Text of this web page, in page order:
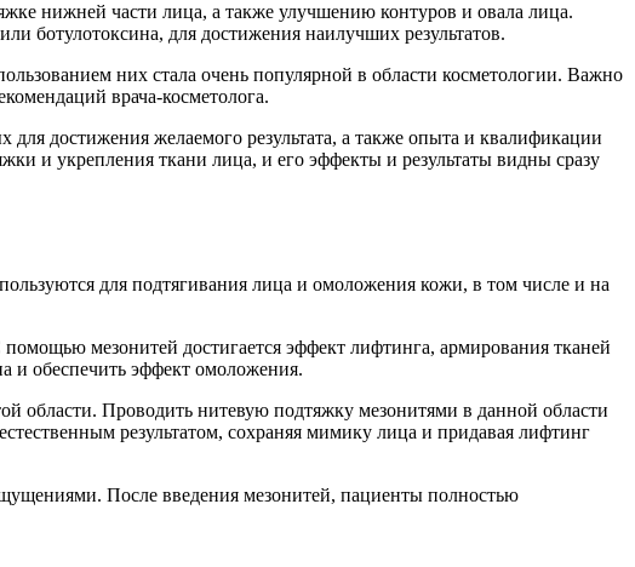
нижней части лица, а также улучшению контуров и овала лица.
ботулотоксина, для достижения наилучших результатов.
них стала очень популярной в области косметологии. Важно
врача-косметолога.
достижения желаемого результата, а также опыта и квалификации
и укрепления ткани лица, и его эффекты и результаты видны сразу
для подтягивания лица и омоложения кожи, в том числе и на
мезонитей достигается эффект лифтинга, армирования тканей
и обеспечить эффект омоложения.
области. Проводить нитевую подтяжку мезонитями в данной области
результатом, сохраняя мимику лица и придавая лифтинг
После введения мезонитей, пациенты полностью